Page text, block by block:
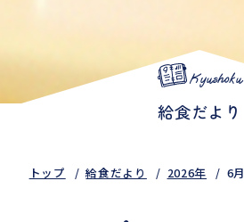
Kyushoku
給食だより
トップ 給食だより 2026年 6月